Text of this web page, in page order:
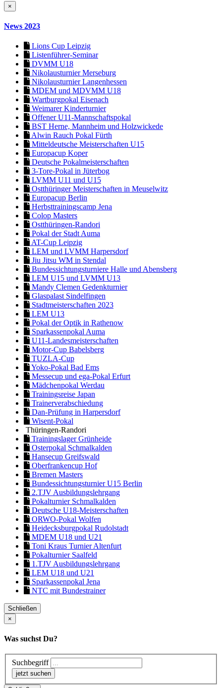
×
News 2023
Lions Cup Leipzig
Listenführer-Seminar
DVMM U18
Nikolausturnier Merseburg
Nikolausturnier Langenhessen
MDEM und MDVMM U18
Wartburgpokal Eisenach
Weimarer Kinderturnier
Offener U11-Mannschaftspokal
BST Herne, Mannheim und Holzwickede
Alwin Rauch Pokal Fürth
Mitteldeutsche Meisterschaften U15
Europacup Koper
Deutsche Pokalmeisterschaften
3-Tore-Pokal in Jüterbog
LVMM U11 und U15
Ostthüringer Meisterschaften in Meuselwitz
Europacup Berlin
Herbsttrainingscamp Jena
Colop Masters
Ostthüringen-Randori
Pokal der Stadt Auma
AT-Cup Leipzig
LEM und LVMM Harpersdorf
Jiu Jitsu WM in Stendal
Bundessichtungsturniere Halle und Abensberg
LEM U15 und LVMM U13
Mandy Clemen Gedenkturnier
Glaspalast Sindelfingen
Stadtmeisterschaften 2023
LEM U13
Pokal der Optik in Rathenow
Sparkassenpokal Auma
U11-Landesmeisterschaften
Motor-Cup Babelsberg
TUZLA-Cup
Yoko-Pokal Bad Ems
Messecup und ega-Pokal Erfurt
Mädchenpokal Werdau
Trainingsreise Japan
Trainerverabschiedung
Dan-Prüfung in Harpersdorf
Wisent-Pokal
Thüringen-Randori
Trainingslager Grünheide
Osterpokal Schmalkalden
Hansecup Greifswald
Oberfrankencup Hof
Bremen Masters
Bundessichtungsturnier U15 Berlin
2.TJV Ausbildungslehrgang
Pokalturnier Schmalkalden
Deutsche U18-Meisterschaften
ORWO-Pokal Wolfen
Heidecksburgpokal Rudolstadt
MDEM U18 und U21
Toni Kraus Turnier Altenfurt
Pokalturnier Saalfeld
1.TJV Ausbildungslehrgang
LEM U18 und U21
Sparkassenpokal Jena
NTC mit Bundestrainer
Schließen
×
Was suchst Du?
Suchbegriff